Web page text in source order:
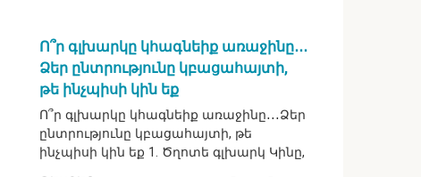
Ո՞ր գլխարկը կհագնեիք առաջինը․․․
Ձեր ընտրությունը կբացահայտի,
թե ինչպիսի կին եք
Ո՞ր գլխարկը կհագնեիք առաջինը․․․Ձեր
ընտրությունը կբացահայտի, թե
ինչպիսի կին եք 1. Ծղոտե գլխարկ Կինը,